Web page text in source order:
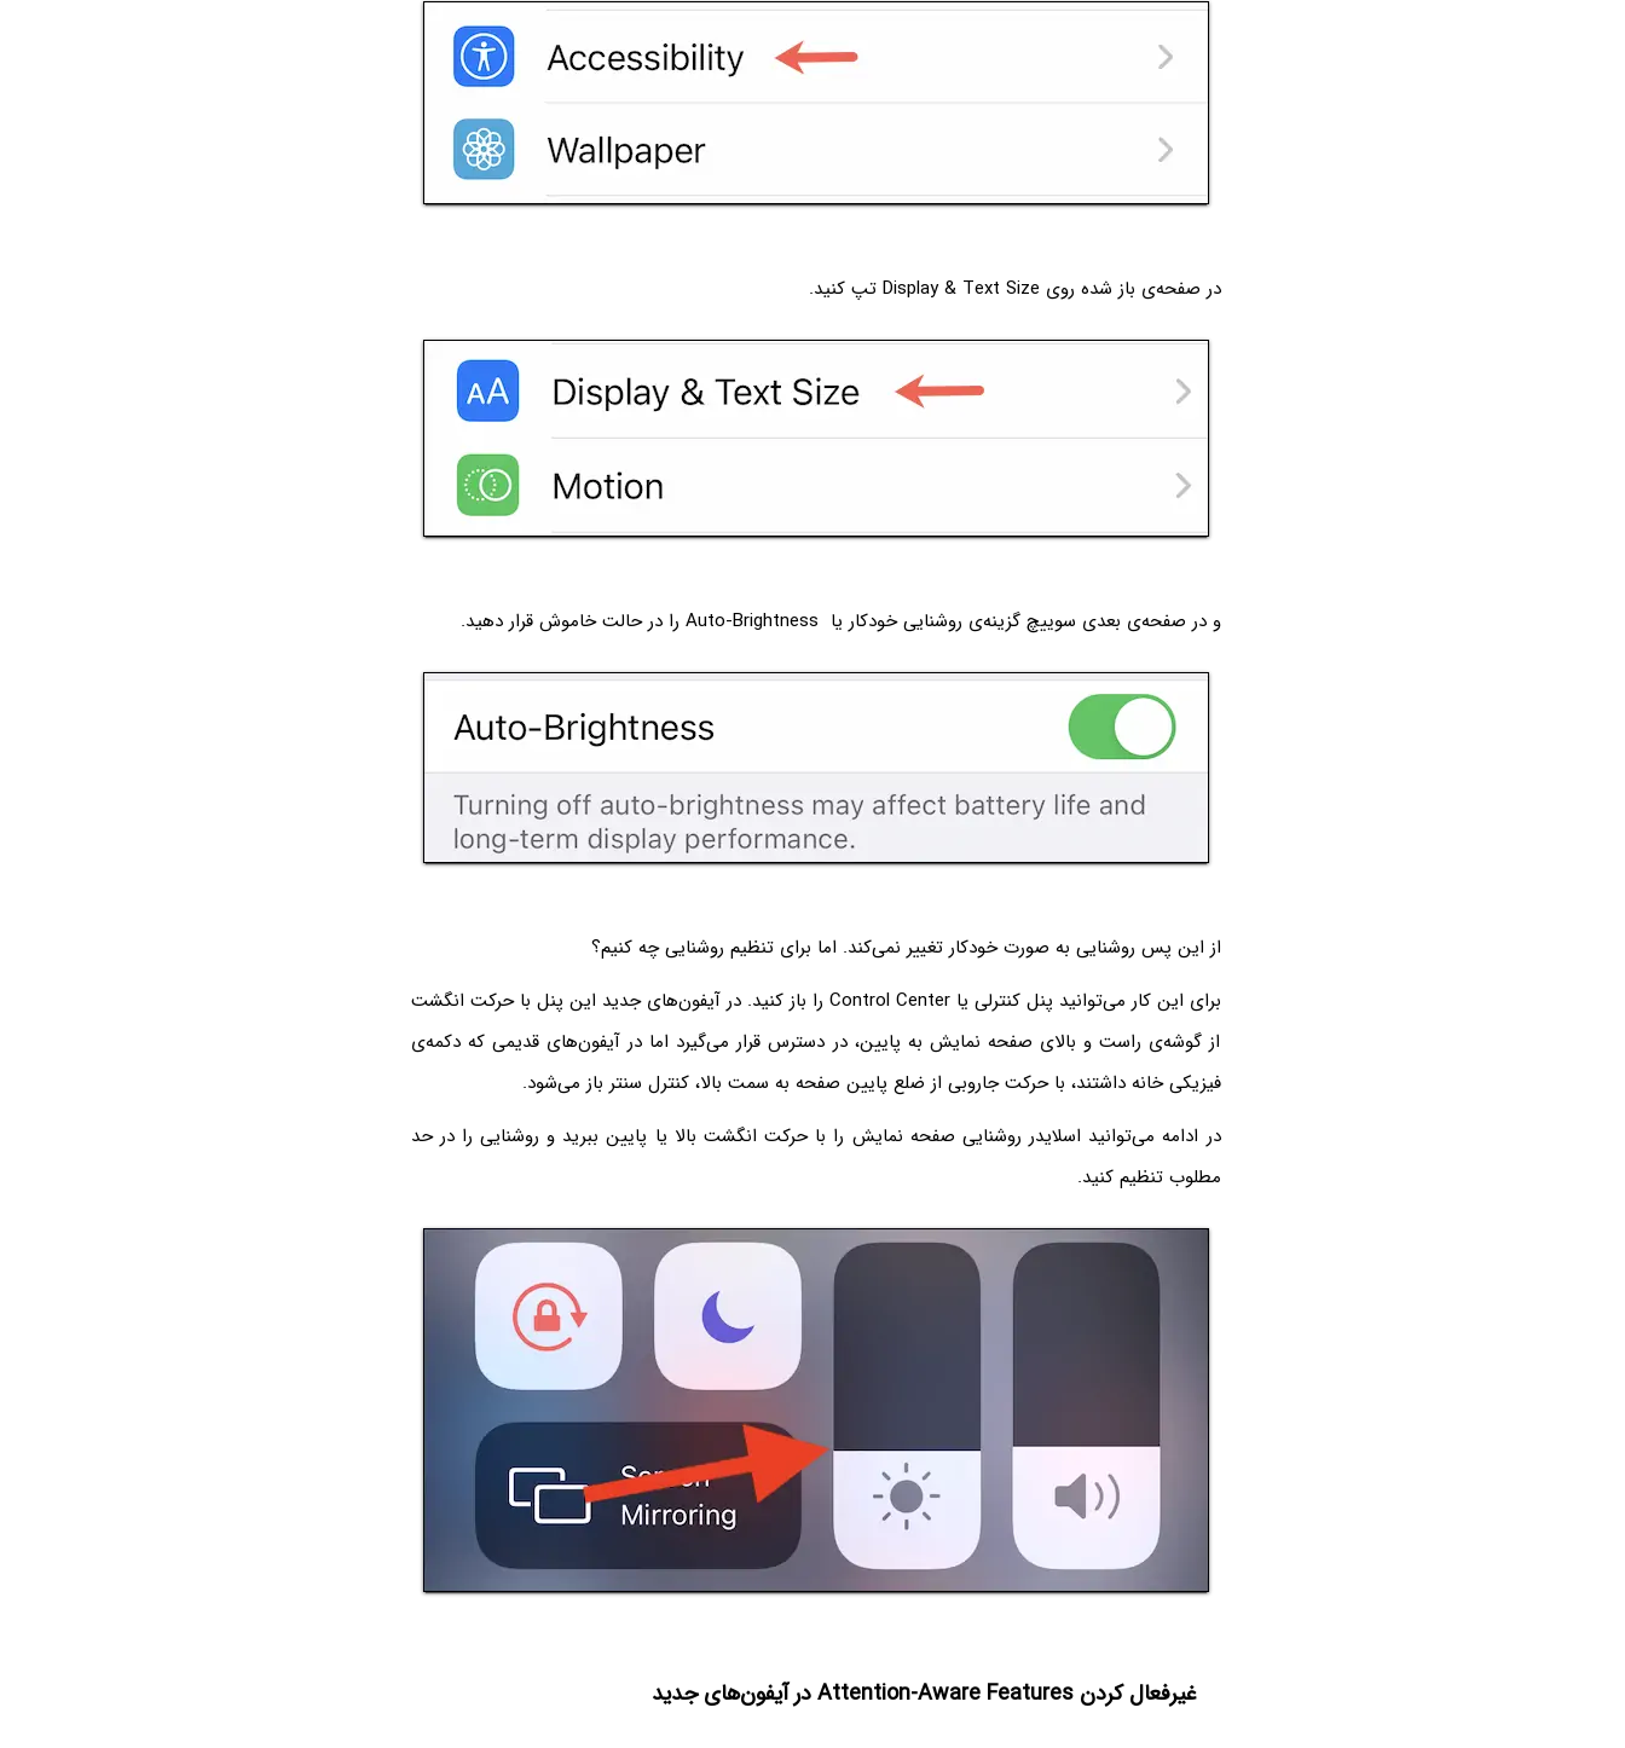
در صفحه‌ی باز شده روی Display & Text Size تپ کنید.
و در صفحه‌ی بعدی سوییچ گزینه‌ی روشنایی خودکار یا Auto-Brightness را در حالت خاموش قرار دهید.
از این پس روشنایی به صورت خودکار تغییر نمی‌کند. اما برای تنظیم روشنایی چه کنیم؟
برای این کار می‌توانید پنل کنترلی یا Control Center را باز کنید. در آیفون‌های جدید این پنل با حرکت انگشت
از گوشه‌ی راست و بالای صفحه نمایش به پایین، در دسترس قرار می‌گیرد اما در آیفون‌های قدیمی که دکمه‌ی
فیزیکی خانه داشتند، با حرکت جاروبی از ضلع پایین صفحه به سمت بالا، کنترل سنتر باز می‌شود.
در ادامه می‌توانید اسلایدر روشنایی صفحه نمایش را با حرکت انگشت بالا یا پایین ببرید و روشنایی را در حد
مطلوب تنظیم کنید.
غیرفعال کردن Attention-Aware Features در آیفون‌های جدید